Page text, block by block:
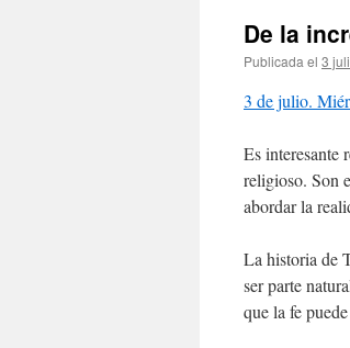
De la
Publicada el 3
3 de julio.
Es interesante
religioso. Son
abordar la
La historia de
ser parte
que la fe